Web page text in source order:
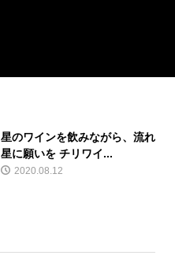
星のワインを飲みながら、流れ
星に願いを チリワイ...
2020.08.12